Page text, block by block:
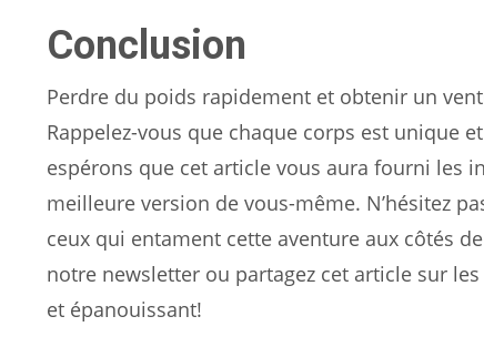
Conclusion
Perdre du poids rapidement et obtenir un
Rappelez-vous que chaque corps est unique
espérons que cet article vous aura fourni les
meilleure version de vous-même. N’hésitez
ceux qui entament cette aventure aux côtés
notre newsletter ou partagez cet article sur
et épanouissant!